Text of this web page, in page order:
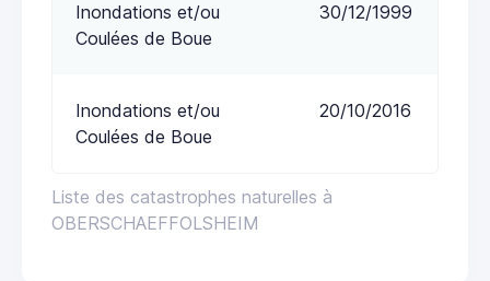
Liste des catastrophes naturelles à
OBERSCHAEFFOLSHEIM
Inondations et/ou
Coulées de Boue
30/12/1999
Inondations et/ou
Coulées de Boue
20/10/2016